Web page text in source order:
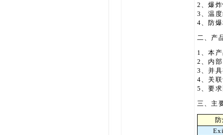
2、爆
3、温
4、防
二、产
1、本
2、内
3、并
4、关
5、要
三、主